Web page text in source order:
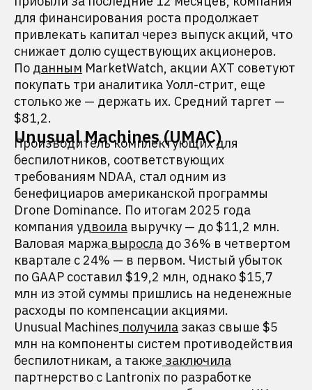
для финансирования роста продолжает
привлекать капитал через выпуск акций, что
снижает долю существующих акционеров.
По данным MarketWatch, акции AXT советуют
покупать три аналитика Уолл-стрит, еще
столько же — держать их. Средний таргет —
$81,2.
Unusual Machines (UMAC)
Производитель комплектующих для
беспилотников, соответствующих
требованиям NDAA, стал одним из
бенефициаров американской программы
Drone Dominance. По итогам 2025 года
компания удвоила выручку — до $11,2 млн.
Валовая маржа выросла до 36% в четвертом
квартале с 24% — в первом. Чистый убыток
по GAAP составил $19,2 млн, однако $15,7
млн из этой суммы пришлись на неденежные
расходы по компенсации акциями.
Unusual Machines получила заказ свыше $5
млн на компоненты систем противодействия
беспилотникам, а также заключила
партнерство с Lantronix по разработке